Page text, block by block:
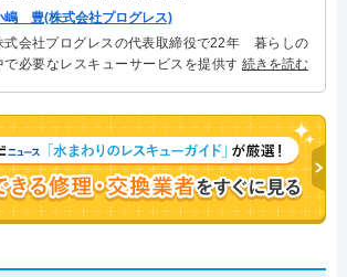
嶋 豊(株式会社プログレス)
式会社プログレスの代表取締役で22年 暮らしの
で必要なレスキューサービスを提供する株式会社
。多くのお客様に信頼される「給湯器」のスペシ
リスト。
続きを読む